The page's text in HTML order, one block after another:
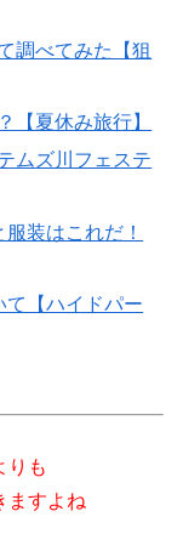
調べてみた【狙
【夏休み旅行】
ムズ川フェステ
装はこれだ！
て【ハイドパー
りも
ますよね